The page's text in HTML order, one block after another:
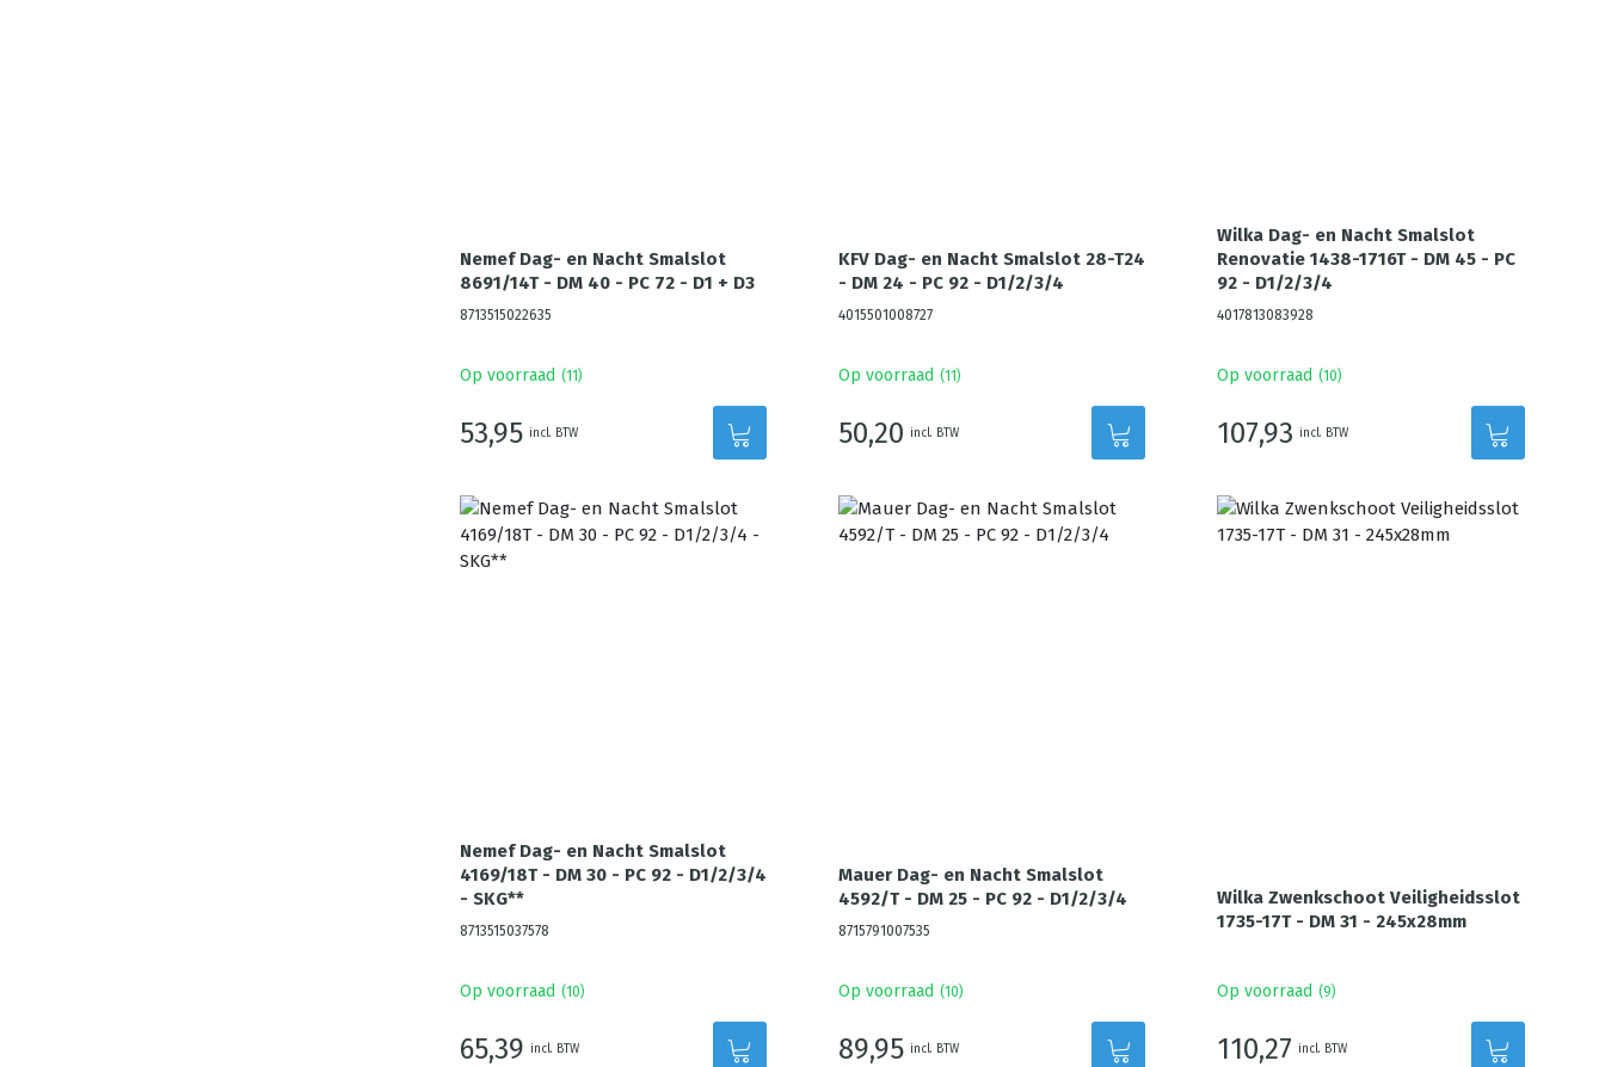
Nemef Dag- en Nacht Smalslot
8691/14T - DM 40 - PC 72 - D1 + D3
8713515022635
Op voorraad (11 )
53,95 incl. BTW
KFV Dag- en Nacht Smalslot 28-T24
- DM 24 - PC 92 - D1/2/3/4
4015501008727
Op voorraad (11 )
50,20 incl. BTW
Wilka Dag- en Nacht Smalslot
Renovatie 1438-1716T - DM 45 - PC
92 - D1/2/3/4
4017813083928
Op voorraad (10)
107,93 incl. BTW
Nemef Dag- en Nacht Smalslot
4169/18T - DM 30 - PC 92 - D1/2/3/4
- SKG**
8713515037578
Op voorraad (10)
65,39 incl. BTW
Mauer Dag- en Nacht Smalslot
4592/T - DM 25 - PC 92 - D1/2/3/4
8715791007535
Op voorraad (10)
89,95 incl. BTW
Wilka Zwenkschoot Veiligheidsslot
1735-17T - DM 31 - 245x28mm
Op voorraad (9)
110,27 incl. BTW